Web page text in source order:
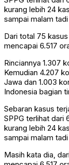
kurang lebih 24
sampai malam
Dari total 75
mencapai 6.517
Rinciannya 1.307
Kemudian 4.207
Jawa dan 1.003
Indonesia bagian
Sebaran kasus
SPPG terlihat dari
kurang lebih 24
sampai malam
Masih kata dia,